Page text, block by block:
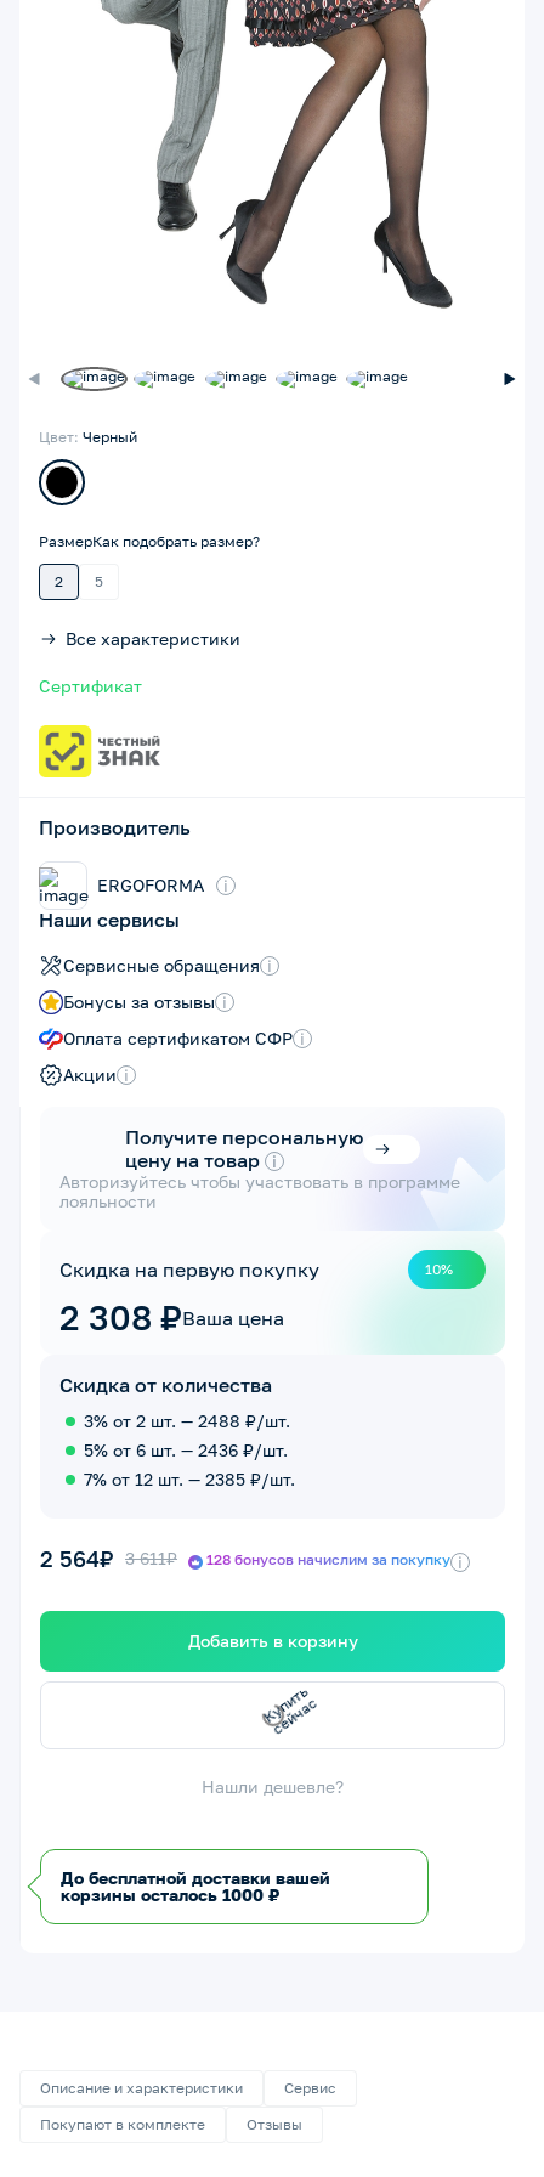
Цвет: Черный
РазмерКак подобрать размер?
2 5
Все характеристики
Сертификат
Производитель
ERGOFORMA i
Наши сервисы
Сервисные обращения i
Бонусы за отзывы i
Оплата сертификатом СФР i
Акции i
Получите персональную
цену на товар i
Авторизуйтесь чтобы участвовать в программе
лояльности
Скидка на первую покупку 10%
2 308 ₽Ваша цена
Скидка от количества
3% от 2 шт. — 2488 ₽/шт.
5% от 6 шт. — 2436 ₽/шт.
7% от 12 шт. — 2385 ₽/шт.
2 564₽ 3 611₽ 128 бонусов начислим за покупку i
Добавить в корзину
Купить
сейчас
Нашли дешевле?
До бесплатной доставки вашей
корзины осталось 1000 ₽
Описание и характеристики
Сервис
Покупают в комплекте
Отзывы